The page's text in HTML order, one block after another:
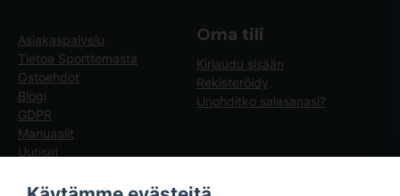
Asiakaspalvelu
Tietoa Sporttemasta
Ostoehdot
Blogi
GDPR
Manuaalit
Uutiset
Oma tili
Kirjaudu sisään
Rekisteröidy
Unohditko salasanasi?